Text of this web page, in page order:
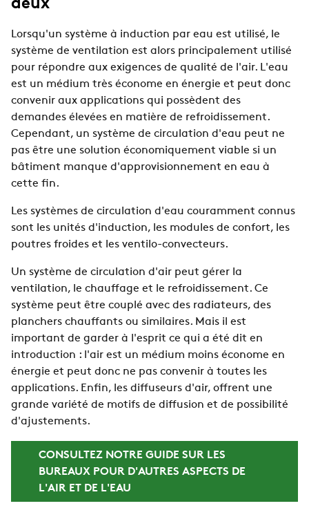
deux
Lorsqu'un système à induction par eau est utilisé, le
système de ventilation est alors principalement utilisé
pour répondre aux exigences de qualité de l'air. L'eau
est un médium très économe en énergie et peut donc
convenir aux applications qui possèdent des
demandes élevées en matière de refroidissement.
Cependant, un système de circulation d'eau peut ne
pas être une solution économiquement viable si un
bâtiment manque d'approvisionnement en eau à
cette fin.
Les systèmes de circulation d'eau couramment connus
sont les unités d'induction, les modules de confort, les
poutres froides et les ventilo-convecteurs.
Un système de circulation d'air peut gérer la
ventilation, le chauffage et le refroidissement. Ce
système peut être couplé avec des radiateurs, des
planchers chauffants ou similaires. Mais il est
important de garder à l'esprit ce qui a été dit en
introduction : l'air est un médium moins économe en
énergie et peut donc ne pas convenir à toutes les
applications. Enfin, les diffuseurs d'air, offrent une
grande variété de motifs de diffusion et de possibilité
d'ajustements.
CONSULTEZ NOTRE GUIDE SUR LES
BUREAUX POUR D'AUTRES ASPECTS DE
L'AIR ET DE L'EAU